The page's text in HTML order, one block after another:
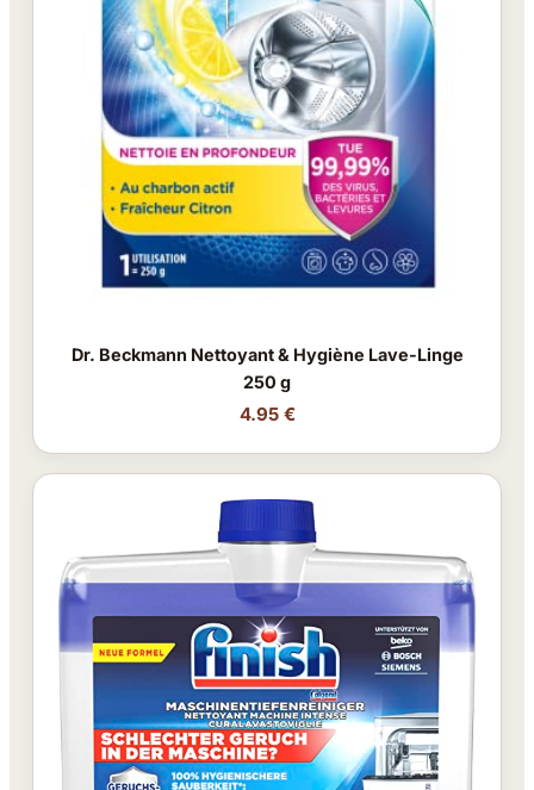
Dr. Beckmann Nettoyant & Hygiène Lave-Linge
250 g
4.95 €